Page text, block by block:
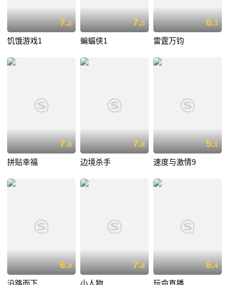
7.2
饥饿游戏1
7.5
蝙蝠侠1
6.3
雷霆万钧
7.8
拼贴幸福
7.8
边境杀手
5.1
速度与激情9
6.9 7.8 6.4